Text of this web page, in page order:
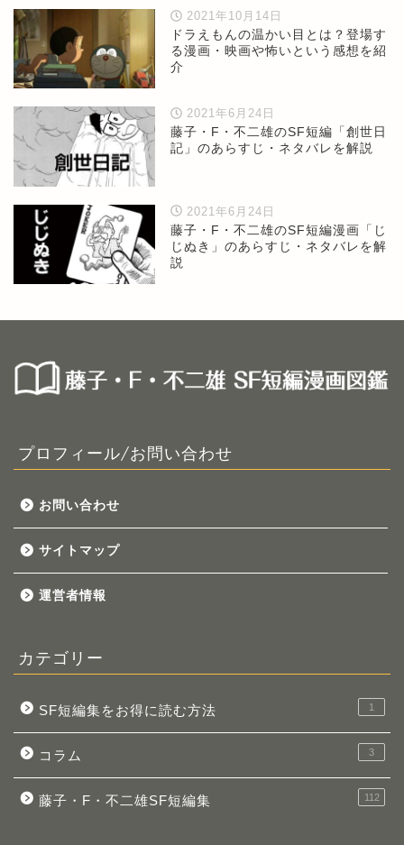
2021年10月14日
ドラえもんの温かい目とは？登場す
る漫画・映画や怖いという感想を紹
介
2021年6月24日
藤子・F・不二雄のSF短編「創世日
記」のあらすじ・ネタバレを解説
2021年6月24日
藤子・F・不二雄のSF短編漫画「じ
じぬき」のあらすじ・ネタバレを解
説
プロフィール/お問い合わせ
お問い合わせ
サイトマップ
運営者情報
カテゴリー
SF短編集をお得に読む方法 1
コラム 3
藤子・F・不二雄SF短編集 112